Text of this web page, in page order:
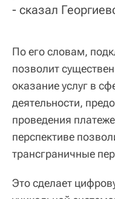
- сказал
По его словам,
позволит
оказание услуг в
деятельности,
проведения
перспективе
трансграничные
Это сделает